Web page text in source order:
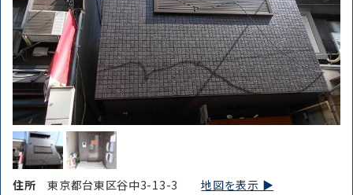
住所東京都台東区谷中3-13-3地図を表示 ▶︎